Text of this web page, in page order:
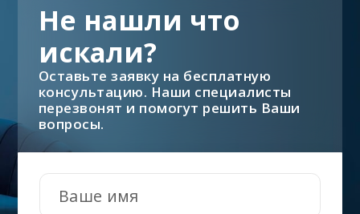
Не нашли что
искали?
Оставьте заявку на бесплатную
консультацию. Наши специалисты
перезвонят и помогут решить Ваши
вопросы.